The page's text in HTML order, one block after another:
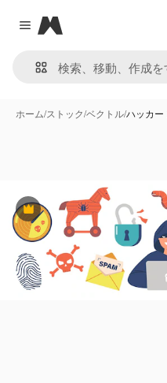
Close menu
Magnific
ホーム/ストック/ベクトル/ハッカ
Premium